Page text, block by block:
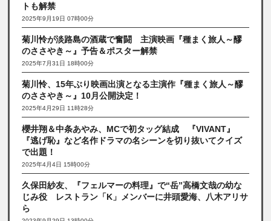
トも解禁
2025年9月19日 07時00分
菊川怜が淡路島の酒蔵で奮闘 主演映画『種まく旅人～醪
のささやき～』予告＆ポスター解禁
2025年7月31日 18時00分
菊川怜、15年ぶり映画出演となる主演作『種まく旅人～醪
のささやき～』10月公開決定！
2025年4月29日 11時28分
櫻井翔＆中条あやみ、MCで初タッグ結成 『VIVANT』
『逃げ恥』など名作ドラマの名シーンを切り抜いてクイズ
で出題！
2025年4月4日 15時00分
久保田紗友、『フェルマーの料理』で“岳”高橋文哉の幼な
じみ役 レストラン「K」メンバーに井頭愛海、八木アリサ
ら